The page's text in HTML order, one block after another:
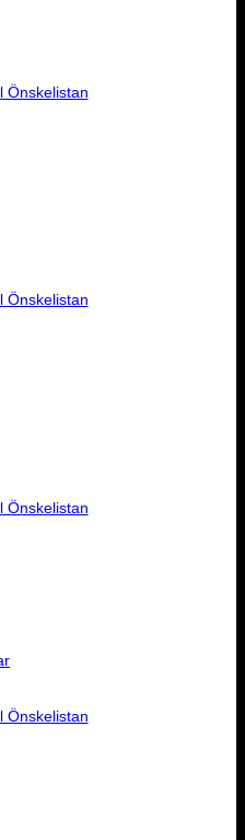
Önskelistan
Önskelistan
Önskelistan
Önskelistan